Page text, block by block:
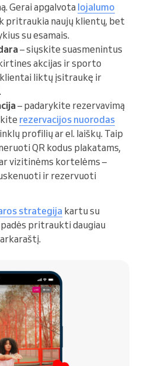
Gerai apgalvota lojalumo
pritraukia naujų klientų, bet
su esamais.
– siųskite suasmenintus
akcijas ir sporto
liktų įsitraukę ir
– padarykite rezervavimą
rezervacijos nuorodas
profilių ar el. laiškų. Taip
QR kodus plakatams,
vizitinėms kortelėms –
ir rezervuoti
strategija kartu su
pritraukti daugiau